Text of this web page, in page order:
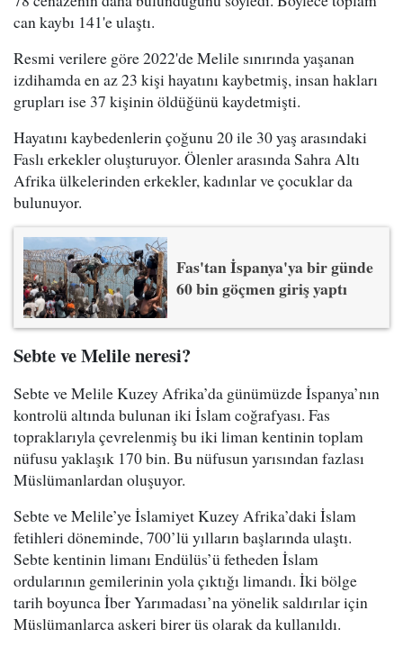
can kaybı 141'e ulaştı.
Resmi verilere göre 2022'de Melile sınırında yaşanan
izdihamda en az 23 kişi hayatını kaybetmiş, insan hakları
grupları ise 37 kişinin öldüğünü kaydetmişti.
Hayatını kaybedenlerin çoğunu 20 ile 30 yaş arasındaki
Faslı erkekler oluşturuyor. Ölenler arasında Sahra Altı
Afrika ülkelerinden erkekler, kadınlar ve çocuklar da
bulunuyor.
Fas'tan İspanya'ya bir günde
60 bin göçmen giriş yaptı
Sebte ve Melile neresi?
Sebte ve Melile Kuzey Afrika’da günümüzde İspanya’nın
kontrolü altında bulunan iki İslam coğrafyası. Fas
topraklarıyla çevrelenmiş bu iki liman kentinin toplam
nüfusu yaklaşık 170 bin. Bu nüfusun yarısından fazlası
Müslümanlardan oluşuyor.
Sebte ve Melile’ye İslamiyet Kuzey Afrika’daki İslam
fetihleri döneminde, 700’lü yılların başlarında ulaştı.
Sebte kentinin limanı Endülüs’ü fetheden İslam
ordularının gemilerinin yola çıktığı limandı. İki bölge
tarih boyunca İber Yarımadası’na yönelik saldırılar için
Müslümanlarca askeri birer üs olarak da kullanıldı.